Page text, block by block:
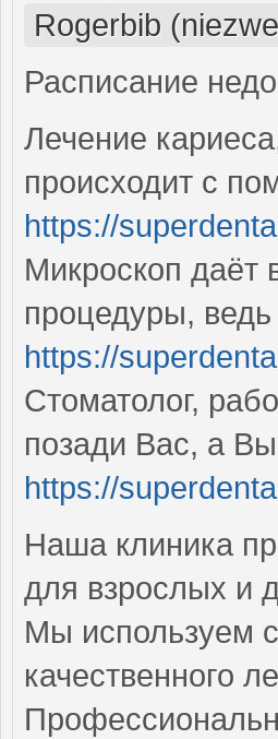
Rogerbib
Расписание
Лечение
происходит с
https://
Микроскоп даёт
процедуры, ведь
https://
Стоматолог,
позади Вас, а
https://
Наша клиника
для взрослых и
Мы используем
качественного